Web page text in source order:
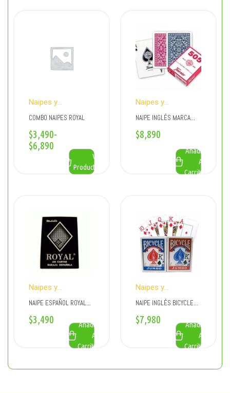
Naipes y
Accesorios para
COMBO NAIPES ROYAL
$3,490-
$6,890
Ver
Productos
Naipes y
Accesorios para
NAIPE INGLÉS MARCA
FOURNIER
$8,890
Añadir
Al
Carrito
Naipes y
Accesorios para
NAIPE ESPAÑOL ROYAL
PREMIUM
$3,490
Añadir
Al
Carrito
Naipes y
Accesorios para
NAIPE INGLÉS BICYCLE
ORIGINAL
$7,980
Añadir
Al
Carrito